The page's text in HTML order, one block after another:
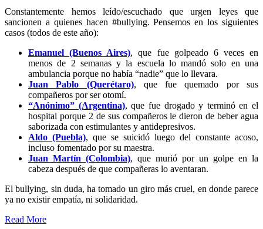
Constantemente hemos leído/escuchado que urgen leyes que
sancionen a quienes hacen #bullying. Pensemos en los siguientes
casos (todos de este año):
Emanuel (Buenos Aires), que fue golpeado 6 veces en
menos de 2 semanas y la escuela lo mandó solo en una
ambulancia porque no había “nadie” que lo llevara.
Juan Pablo (Querétaro), que fue quemado por sus
compañeros por ser otomí.
“Anónimo” (Argentina), que fue drogado y terminó en el
hospital porque 2 de sus compañeros le dieron de beber agua
saborizada con estimulantes y antidepresivos.
Aldo (Puebla), que se suicidó luego del constante acoso,
incluso fomentado por su maestra.
Juan Martín (Colombia), que murió por un golpe en la
cabeza después de que compañeras lo aventaran.
El bullying, sin duda, ha tomado un giro más cruel, en donde parece
ya no existir empatía, ni solidaridad.
Read More